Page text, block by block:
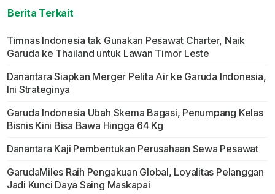
Berita Terkait
Timnas Indonesia tak Gunakan Pesawat Charter, Naik
Garuda ke Thailand untuk Lawan Timor Leste
Danantara Siapkan Merger Pelita Air ke Garuda Indonesia,
Ini Strateginya
Garuda Indonesia Ubah Skema Bagasi, Penumpang Kelas
Bisnis Kini Bisa Bawa Hingga 64 Kg
Danantara Kaji Pembentukan Perusahaan Sewa Pesawat
GarudaMiles Raih Pengakuan Global, Loyalitas Pelanggan
Jadi Kunci Daya Saing Maskapai